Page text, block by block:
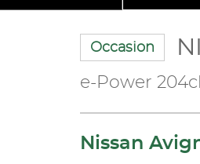
Occasion
e-Power
Nissan